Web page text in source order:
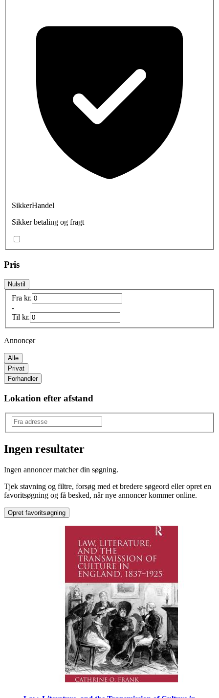
SikkerHandel
Sikker betaling og fragt
Pris
Nulstil
Fra kr.
-
Til kr.
Annoncør
Alle
Privat
Forhandler
Lokation efter afstand
Tintin
Ingen resultater
Ingen annoncer matcher din søgning.
Tjek stavning og filtre, forsøg med et bredere søgeord eller opret en
favoritsøgning og få besked, når nye annoncer kommer online.
Opret favoritsøgning